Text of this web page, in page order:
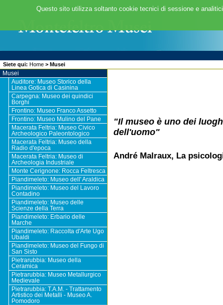
Siete qui: Home> Musei
Musei
Auditore: Museo Storico della
Linea Gotica di Casinina
Carpegna: Museo dei quindici
Borghi
Frontino: Museo Franco Assetto
Frontino: Museo Mulino del Pane
Macerata Feltria: Museo Civico
Archeologico Paleontologico
Macerata Feltria: Museo della
Radio d'epoca
Macerata Feltria: Museo di
Archeologia Industriale
Monte Cerignone: Rocca Feltresca
Piandimeleto: Museo dell' Araldica
Piandimeleto: Museo del Lavoro
Contadino
Piandimeleto: Museo delle
Scienze della Terra
Piandimeleto: Erbario delle
Marche
Piandimeleto: Raccolta d'Arte Ugo
Ubaldi
Piandimeleto: Museo del Fungo di
San Sisto
Pietrarubbia: Museo della
Ceramica
Pietrarubbia: Museo Metallurgico
Medievale
Pietrarubbia: T.A.M. - Trattamento
Artistico dei Metalli - Museo A.
Pomodoro
"Il museo è uno dei
dell'uomo"
André Malraux, La
Questo sito utilizza soltanto cookie tecnici di sessione e